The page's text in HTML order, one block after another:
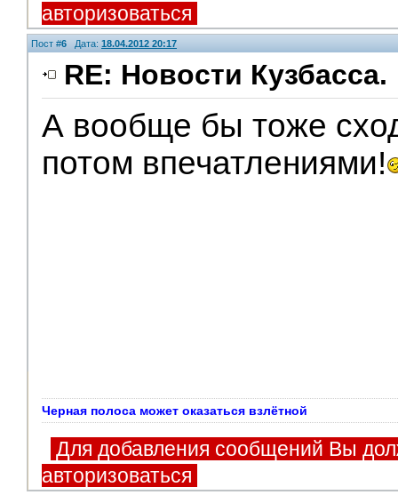
авторизоваться
Пост #6 Дата: 18.04.2012 20:17
RE: Новости Кузбасса.
А вообще бы тоже
потом впечатлениями!
Черная полоса может оказаться взлётной
Для добавления сообщений Вы
авторизоваться